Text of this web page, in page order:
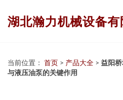
湖北瀚力机械设备有
当前位置： 首页 > 产品大全 > 益阳
与液压油泵的关键作用